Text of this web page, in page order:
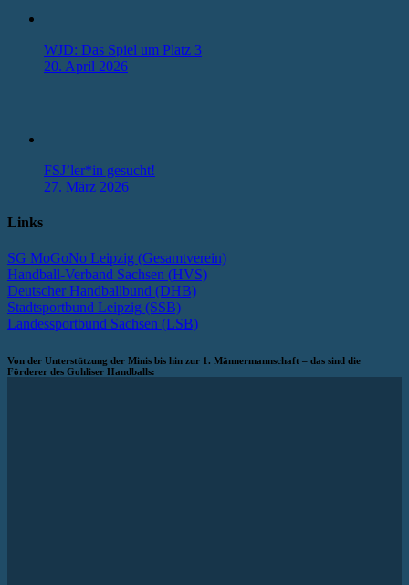
WJD: Das Spiel um Platz 3
20. April 2026
FSJ’ler*in gesucht!
27. März 2026
Links
SG MoGoNo Leipzig (Gesamtverein)
Handball-Verband Sachsen (HVS)
Deutscher Handballbund (DHB)
Stadtsportbund Leipzig (SSB)
Landessportbund Sachsen (LSB)
Von der Unterstützung der Minis bis hin zur 1. Männermannschaft – das sind die
Förderer des Gohliser Handballs: